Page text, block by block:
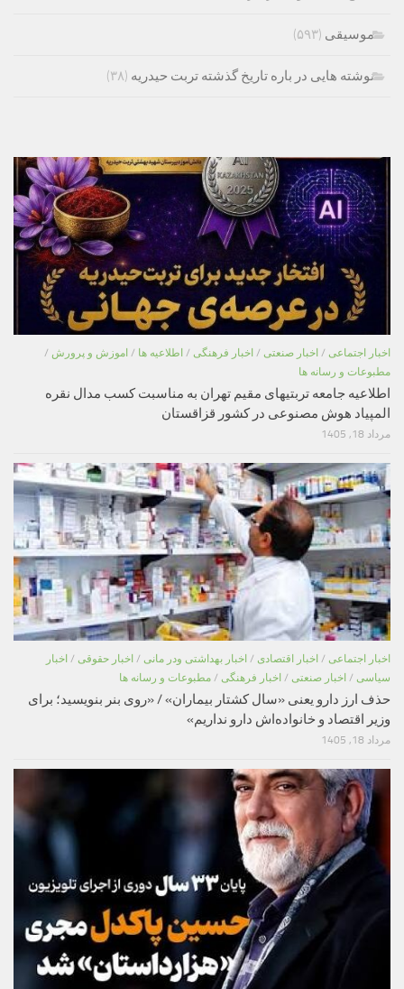
موسیقی (۵۹۳)
نوشته هایی در باره تاریخ گذشته تربت حیدریه (۳۸)
اخبار اجتماعی / اخبار صنعتی / اخبار فرهنگی / اطلاعیه ها / اموزش و پرورش /
مطبوعات و رسانه ها
اطلاعیه جامعه تربتیهای مقیم تهران به مناسبت کسب مدال نقره
المپیاد هوش مصنوعی در کشور قزاقستان
مرداد 18, 1405
اخبار اجتماعی / اخبار اقتصادی / اخبار بهداشتی ودر مانی / اخبار حقوقی / اخبار
سیاسی / اخبار صنعتی / اخبار فرهنگی / مطبوعات و رسانه ها
حذف ارز دارو یعنی «سال کشتار بیماران» / «روی بنر بنویسید؛ برای
وزیر اقتصاد و خانواده‌اش دارو نداریم»
مرداد 18, 1405